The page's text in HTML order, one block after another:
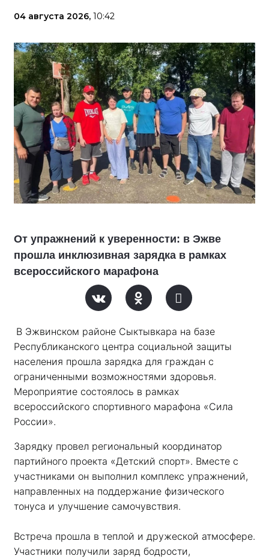
04 августа 2026, 10:42
От упражнений к уверенности: в Эжве
прошла инклюзивная зарядка в рамках
всероссийского марафона
В Эжвинском районе Сыктывкара на базе
Республиканского центра социальной защиты
населения прошла зарядка для граждан с
ограниченными возможностями здоровья.
Мероприятие состоялось в рамках
всероссийского спортивного марафона «Сила
России».
Зарядку провел региональный координатор
партийного проекта «Детский спорт». Вместе с
участниками он выполнил комплекс упражнений,
направленных на поддержание физического
тонуса и улучшение самочувствия.
Встреча прошла в теплой и дружеской атмосфере.
Участники получили заряд бодрости,